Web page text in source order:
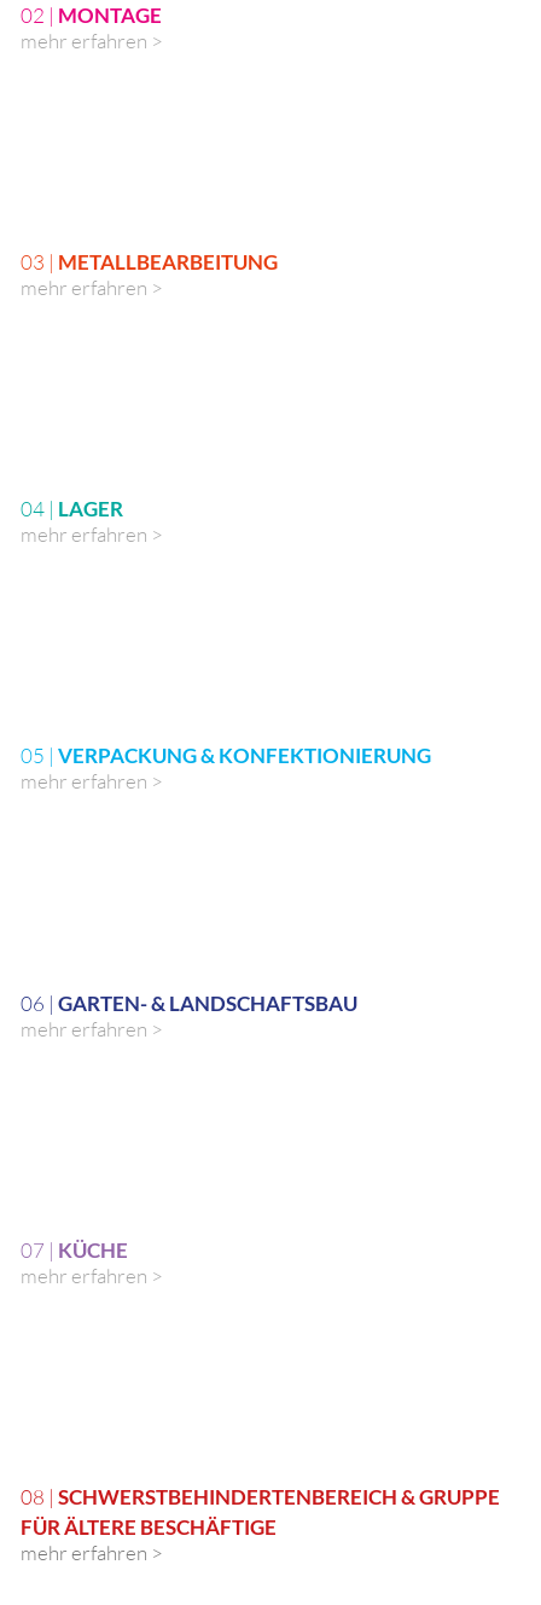
02 | MONTAGE
mehr erfahren >
03 | METALLBEARBEITUNG
mehr erfahren >
04 | LAGER
mehr erfahren >
05 |VERPACKUNG & KONFEKTIONIERUNG
mehr erfahren >
06 |GARTEN- & LANDSCHAFTSBAU
mehr erfahren >
07 | KÜCHE
mehr erfahren >
08 |SCHWERSTBEHINDERTENBEREICH & GRUPPE
FÜR ÄLTERE BESCHÄFTIGE
mehr erfahren >